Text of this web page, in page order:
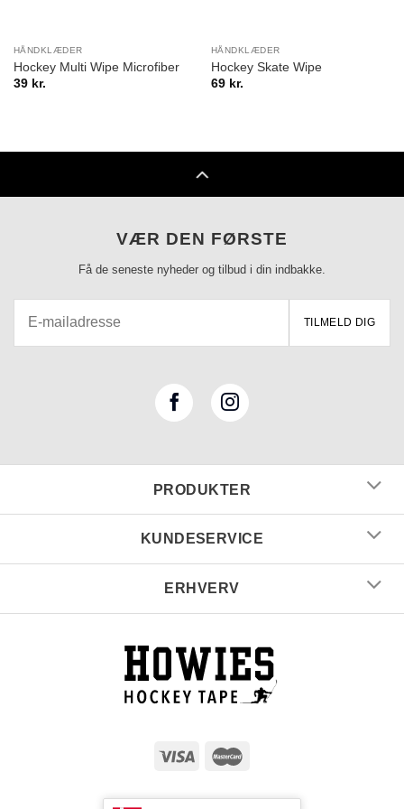
HÅNDKLÆDER
Hockey Multi Wipe Microfiber
39 kr.
HÅNDKLÆDER
Hockey Skate Wipe
69 kr.
VÆR DEN FØRSTE
Få de seneste nyheder og tilbud i din indbakke.
PRODUKTER
KUNDESERVICE
ERHVERV